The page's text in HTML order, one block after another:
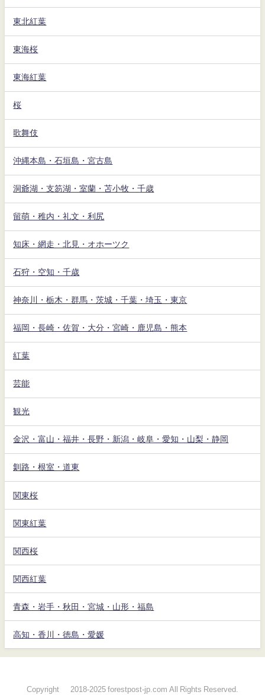
東北紅葉
東海桜
東海紅葉
桜
歌舞伎
沖縄本島・石垣島・宮古島
洞爺湖・支笏湖・室蘭・苫小牧・千歳
留萌・稚内・礼文・利尻
知床・網走・北見・オホーツク
石狩・空知・千歳
神奈川・栃木・群馬・茨城・千葉・埼玉・東京
福岡・長崎・佐賀・大分・宮崎・鹿児島・熊本
紅葉
芸能
観光
金沢・富山・福井・長野・新潟・岐阜・愛知・山梨・静岡
釧路・根室・道東
関東桜
関東紅葉
関西桜
関西紅葉
青森・岩手・秋田・宮城・山形・福島
高知・香川・徳島・愛媛
Copyright © 2018-2025 forestpost-jp.com All Rights Reserved.